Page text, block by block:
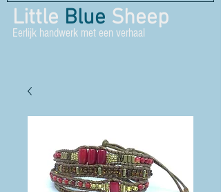
Little Blue Sheep
Eerlijk handwerk met een verhaal